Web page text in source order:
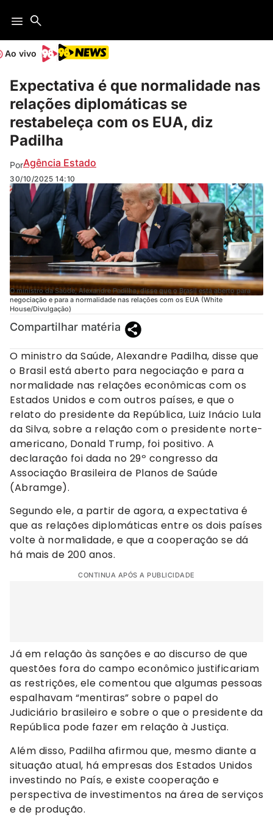
Ao vivo
Expectativa é que normalidade nas
relações diplomáticas se
restabeleça com os EUA, diz
Padilha
PorAgência Estado
30/10/2025 14:10
O ministro da Saúde, Alexandre Padilha, disse que o Brasil está aberto para
negociação e para a normalidade nas relações com os EUA (White
House/Divulgação)
Compartilhar matéria
O ministro da Saúde, Alexandre Padilha, disse que
o Brasil está aberto para negociação e para a
normalidade nas relações econômicas com os
Estados Unidos e com outros países, e que o
relato do presidente da República, Luiz Inácio Lula
da Silva, sobre a relação com o presidente norte-
americano, Donald Trump, foi positivo. A
declaração foi dada no 29º congresso da
Associação Brasileira de Planos de Saúde
(Abramge).
Segundo ele, a partir de agora, a expectativa é
que as relações diplomáticas entre os dois países
volte à normalidade, e que a cooperação se dá
há mais de 200 anos.
CONTINUA APÓS A PUBLICIDADE
Já em relação às sanções e ao discurso de que
questões fora do campo econômico justificariam
as restrições, ele comentou que algumas pessoas
espalhavam “mentiras” sobre o papel do
Judiciário brasileiro e sobre o que o presidente da
República pode fazer em relação à Justiça.
Além disso, Padilha afirmou que, mesmo diante a
situação atual, há empresas dos Estados Unidos
investindo no País, e existe cooperação e
perspectiva de investimentos na área de serviços
e de produção.